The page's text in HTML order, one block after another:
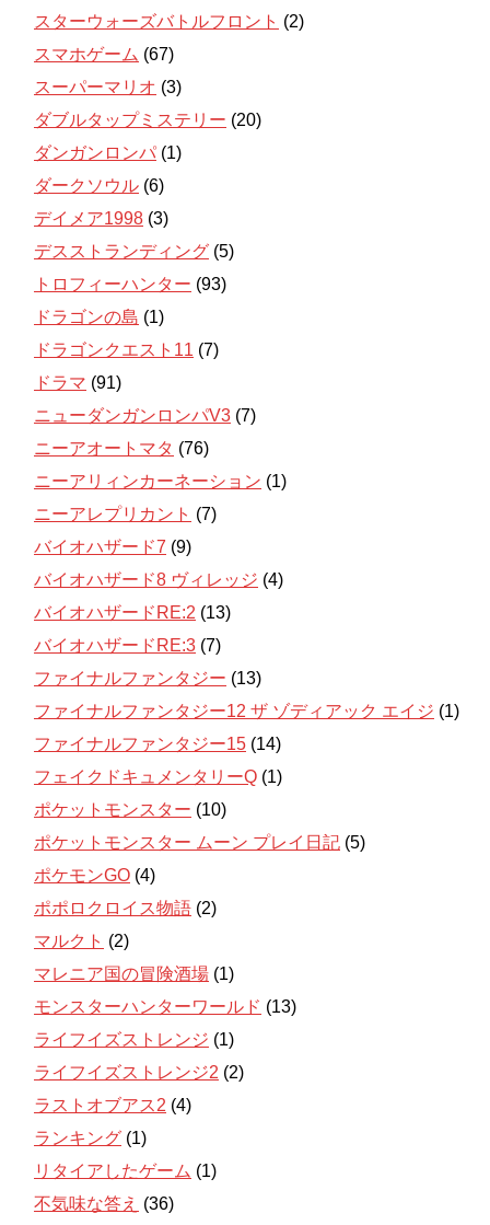
スターウォーズバトルフロント (2)
スマホゲーム (67)
スーパーマリオ (3)
ダブルタップミステリー (20)
ダンガンロンパ (1)
ダークソウル (6)
デイメア1998 (3)
デスストランディング (5)
トロフィーハンター (93)
ドラゴンの島 (1)
ドラゴンクエスト11 (7)
ドラマ (91)
ニューダンガンロンパV3 (7)
ニーアオートマタ (76)
ニーアリィンカーネーション (1)
ニーアレプリカント (7)
バイオハザード7 (9)
バイオハザード8 ヴィレッジ (4)
バイオハザードRE:2 (13)
バイオハザードRE:3 (7)
ファイナルファンタジー (13)
ファイナルファンタジー12 ザ ゾディアック エイジ (1)
ファイナルファンタジー15 (14)
フェイクドキュメンタリーQ (1)
ポケットモンスター (10)
ポケットモンスター ムーン プレイ日記 (5)
ポケモンGO (4)
ポポロクロイス物語 (2)
マルクト (2)
マレニア国の冒険酒場 (1)
モンスターハンターワールド (13)
ライフイズストレンジ (1)
ライフイズストレンジ2 (2)
ラストオブアス2 (4)
ランキング (1)
リタイアしたゲーム (1)
不気味な答え (36)